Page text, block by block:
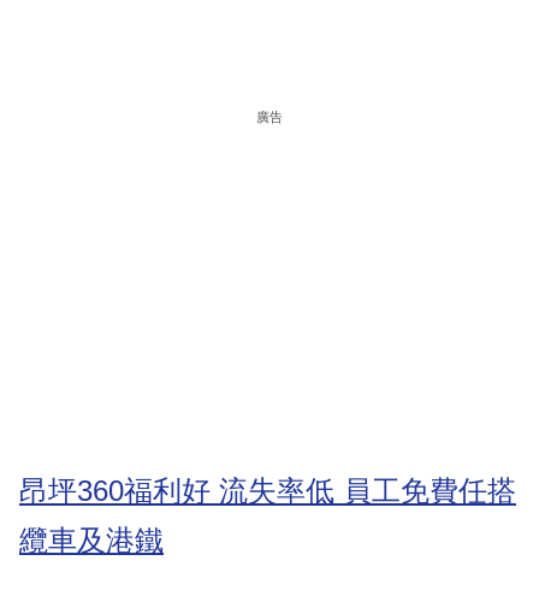
廣告
昂坪360福利好 流失率低 員工免費任搭
纜車及港鐵